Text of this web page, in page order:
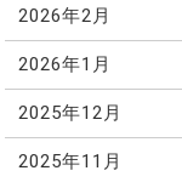
2026年2月
2026年1月
2025年12月
2025年11月